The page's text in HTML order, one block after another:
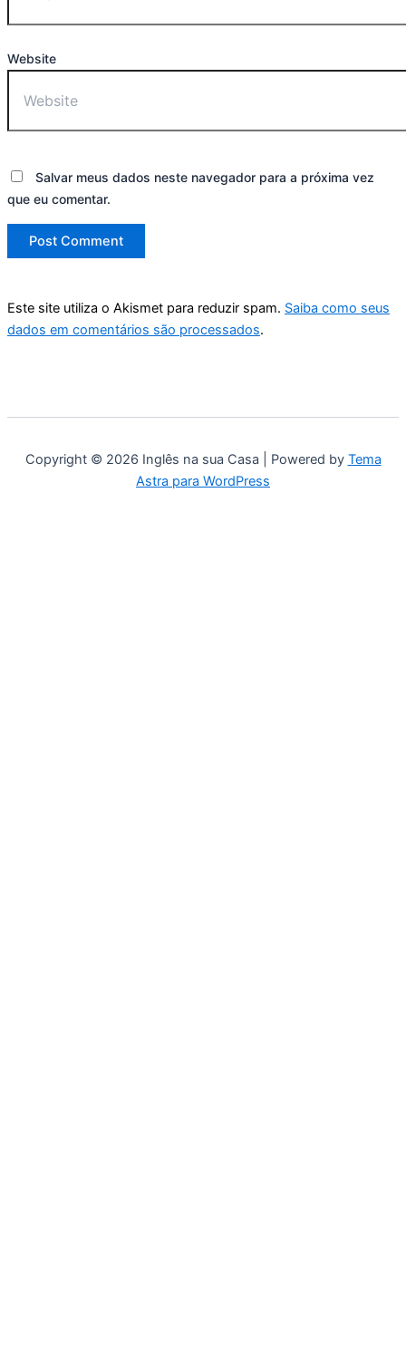
Website
Salvar meus dados neste navegador para a próxima vez
que eu comentar.
Este site utiliza o Akismet para reduzir spam. Saiba como seus
dados em comentários são processados.
Copyright © 2026 Inglês na sua Casa | Powered by Tema
Astra para WordPress